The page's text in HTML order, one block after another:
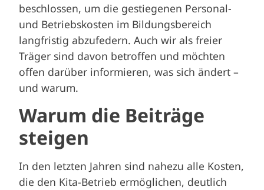
beschlossen, um die gestiegenen Personal-
und Betriebskosten im Bildungsbereich
langfristig abzufedern. Auch wir als freier
Träger sind davon betroffen und möchten
offen darüber informieren, was sich ändert –
und warum.
Warum die Beiträge
steigen
In den letzten Jahren sind nahezu alle Kosten,
die den Kita-Betrieb ermöglichen, deutlich